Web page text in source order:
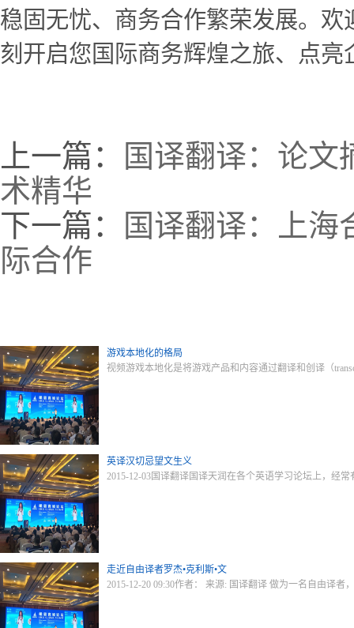
稳固无忧、商务合作繁荣发展。
刻开启您国际商务辉煌之旅、点
上一篇：
国译翻译：论文
术精华
下一篇：
国译翻译：上海
际合作
游戏本地化的格局
视频游戏本地化是将游戏产品和内容通过翻译和创译（
英译汉切忌望文生义
2015-12-03国译翻译国译天润在各个英语学习论坛上，经
走近自由译者罗杰•克利斯•文
2015-12-20 09:30作者： 来源: 国译翻译 做为一名自由译者